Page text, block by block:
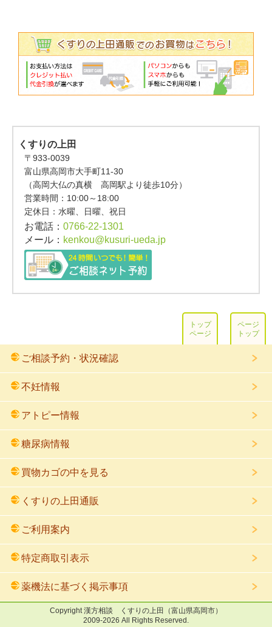
くすりの上田
〒933-0039
富山県高岡市大手町11-30
（高岡大仏の真横 高岡駅より徒歩10分）
営業時間： 10:00～18:00
定休日：水曜、日曜、祝日
お電話： 0766-22-1301
メール： kenkou@kusuri-ueda.jp
ページ
トップ
トップ
ページ
ご相談予約・状況確認
不妊情報
アトピー情報
糖尿病情報
買物カゴの中を見る
くすりの上田通販
ご利用案内
特定商取引表示
薬機法に基づく掲示事項
Copyright漢方相談 くすりの上田
（富山県高岡市）
2009-2026 All Rights Reserved.